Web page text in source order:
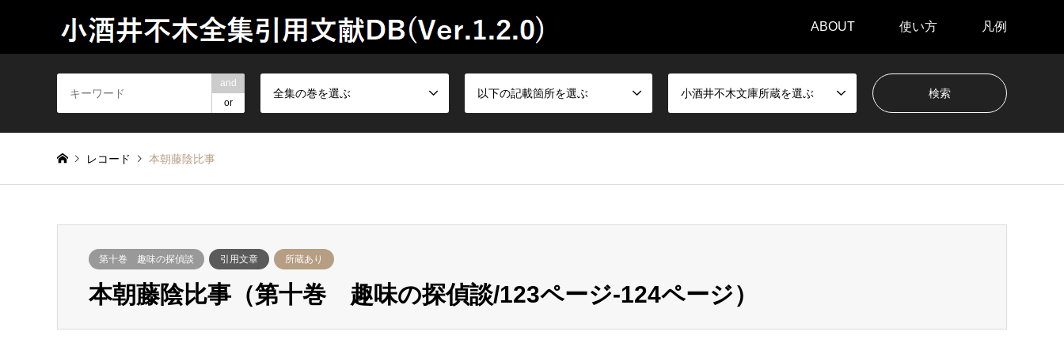
ABOUT 使い方 凡例
and
or
全集の巻を選ぶ 以下の記載箇所を選ぶ 小酒井不木文庫所蔵を選ぶ
レコード 本朝藤陰比事
第十巻 趣味の探偵談 引用文章 所蔵あり
本朝藤陰比事（第十巻 趣味の探偵談/123ページ-124ページ）